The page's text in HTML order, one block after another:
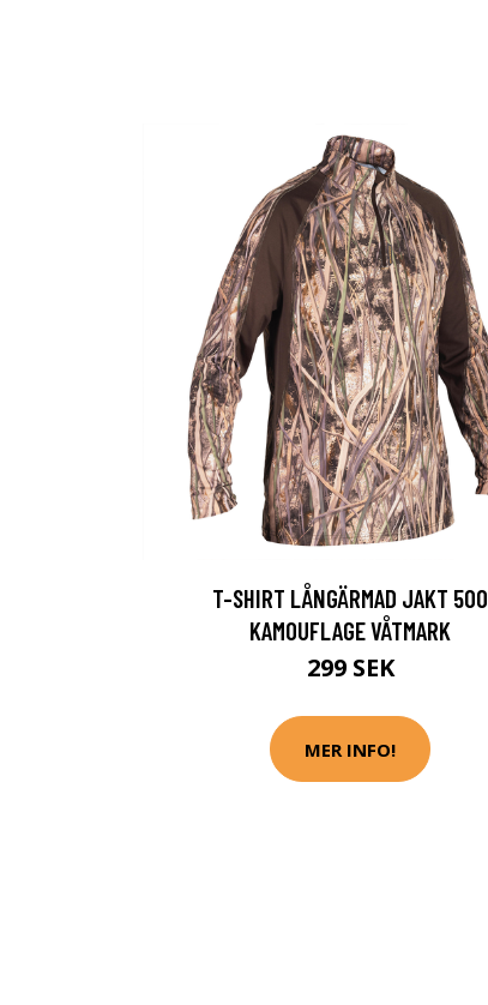
T-SHIRT LÅNGÄRMAD JAKT 500
KAMOUFLAGE VÅTMARK
299 SEK
MER INFO!